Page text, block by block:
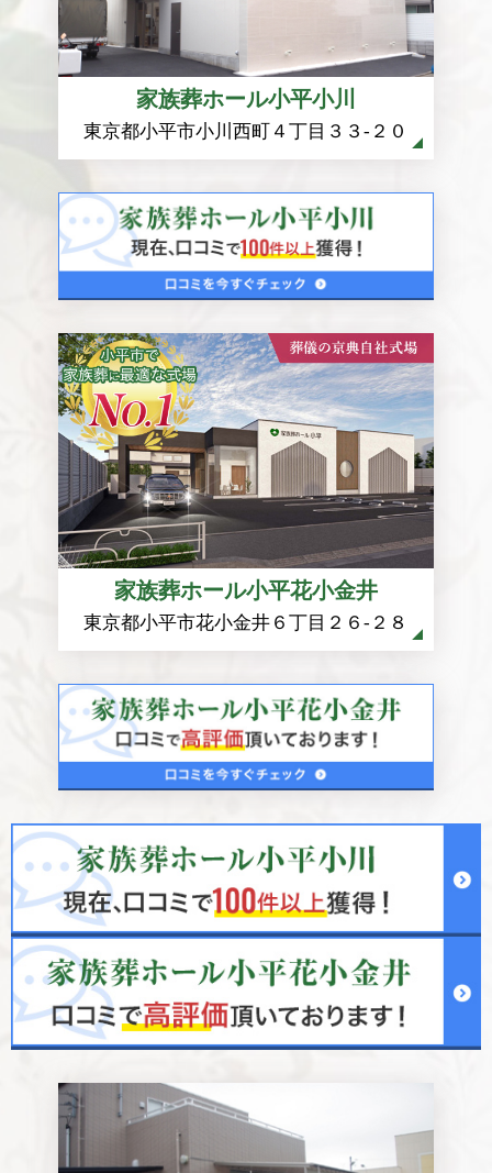
家族葬ホール小平小川
東京都小平市小川西町４丁目３３-２０
家族葬ホール小平花小金井
東京都小平市花小金井６丁目２６-２８